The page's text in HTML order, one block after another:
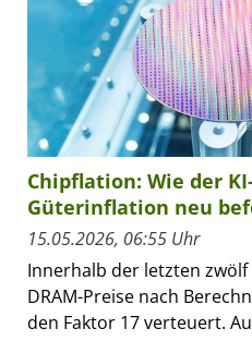
Chipflation: Wie der
Güterinflation neu
15.05.2026, 06:55 Uhr
Innerhalb der letzten
DRAM-Preise nach
den Faktor 17 verteuert.